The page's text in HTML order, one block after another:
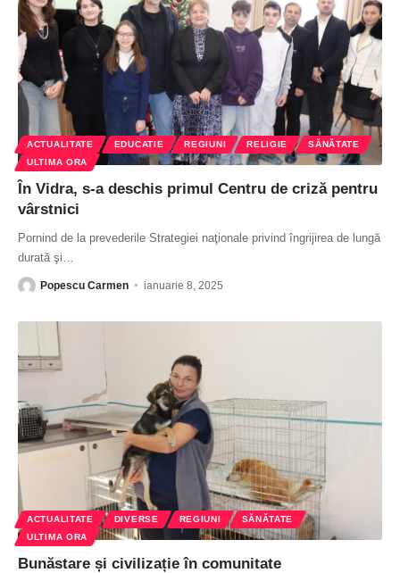
ACTUALITATE EDUCATIE REGIUNI RELIGIE
SĂNĂTATE
ULTIMA ORA
În Vidra, s-a deschis primul Centru de criză pentru
vârstnici
Pornind de la prevederile Strategiei naţionale privind îngrijirea de lungă
durată şi
Popescu Carmen ianuarie 8, 2025
ACTUALITATE DIVERSE REGIUNI
SĂNĂTATE
ULTIMA ORA
Bunăstare și civilizație în comunitate